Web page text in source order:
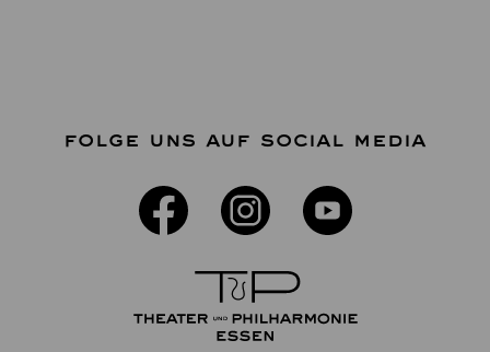
FOLGE UNS AUF SOCIAL MEDIA